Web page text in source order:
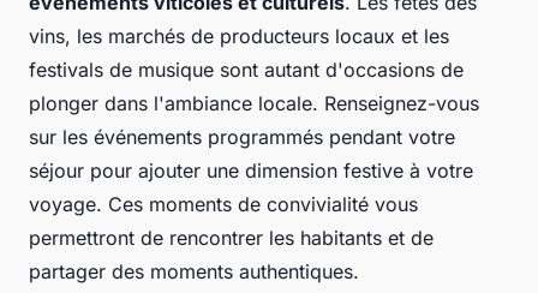
vins, les marchés de producteurs locaux et les
festivals de musique sont autant d'occasions de
plonger dans l'ambiance locale. Renseignez-vous
sur les événements programmés pendant votre
séjour pour ajouter une dimension festive à votre
voyage. Ces moments de convivialité vous
permettront de rencontrer les habitants et de
partager des moments authentiques.